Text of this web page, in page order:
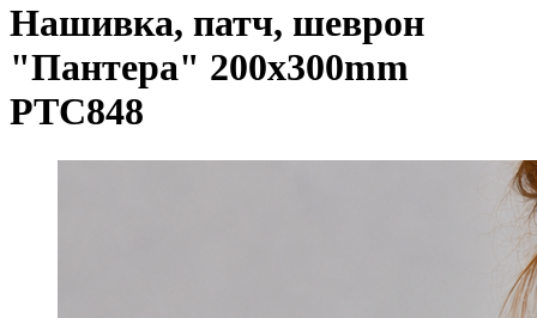
Нашивка, патч, шеврон
"Пантера" 200x300mm
PTC848